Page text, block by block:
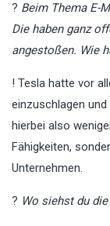
? Beim Thema E-
Die haben ganz
angestoßen. Wie
! Tesla hatte vor
einzuschlagen
hierbei also
Fähigkeiten,
Unternehmen.
? Wo siehst du